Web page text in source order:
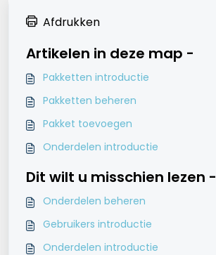
Afdrukken
Artikelen in deze map -
Pakketten introductie
Pakketten beheren
Pakket toevoegen
Onderdelen introductie
Dit wilt u misschien lezen -
Onderdelen beheren
Gebruikers introductie
Onderdelen introductie